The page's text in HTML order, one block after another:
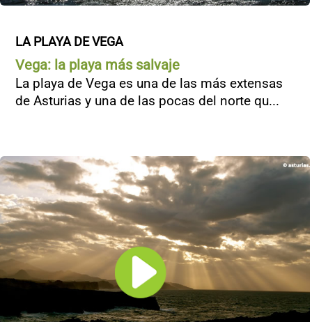
LA PLAYA DE VEGA
Vega: la playa más salvaje
La playa de Vega es una de las más extensas
de Asturias y una de las pocas del norte qu...